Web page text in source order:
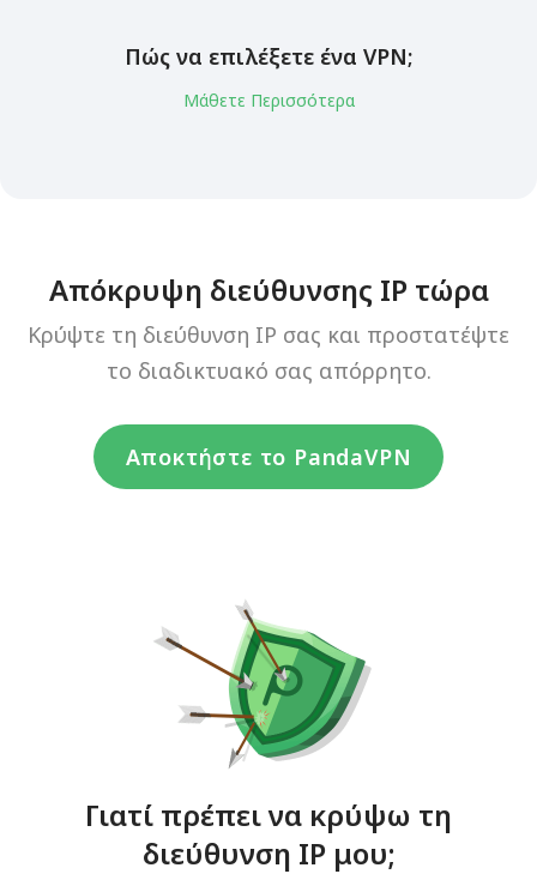
Πώς να επιλέξετε ένα VPN;
Μάθετε Περισσότερα
Απόκρυψη διεύθυνσης IP τώρα
Κρύψτε τη διεύθυνση IP σας και προστατέψτε
το διαδικτυακό σας απόρρητο.
Αποκτήστε το PandaVPN
Γιατί πρέπει να κρύψω τη
διεύθυνση IP μου;